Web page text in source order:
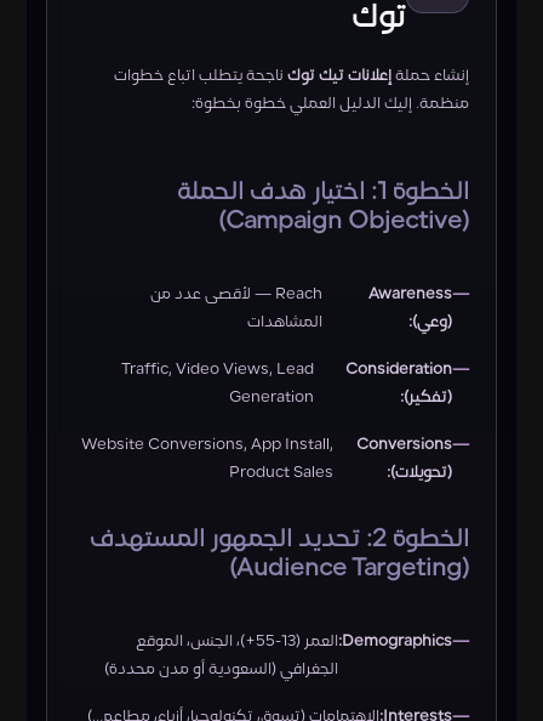
توك
إنشاء حملة إعلانات تيك توك ناجحة يتطلب اتباع خطوات
منظمة. إليك الدليل العملي خطوة بخطوة:
الخطوة 1: اختيار هدف الحملة
(Campaign Objective)
Awareness
(وعي):
Reach — لأقصى عدد من
المشاهدات
Consideration
(تفكير):
Traffic, Video Views, Lead
Generation
Conversions
(تحويلات):
Website Conversions, App Install,
Product Sales
الخطوة 2: تحديد الجمهور المستهدف
(Audience Targeting)
Demographics:
العمر (13-55+)، الجنس، الموقع
الجغرافي (السعودية أو مدن محددة)
Interests: الاهتمامات (تسوق، تكنولوجيا، أزياء، مطاعم…)